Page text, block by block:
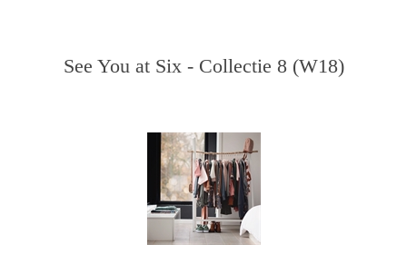
See You at Six - Collectie 8 (W18)